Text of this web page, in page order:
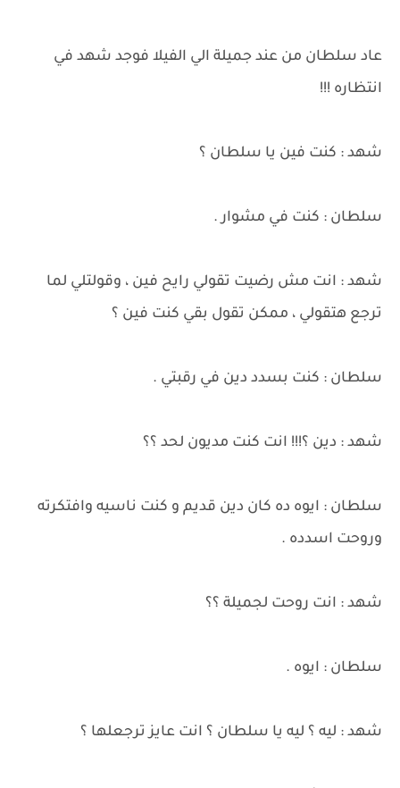
عاد سلطان من عند جميلة الي الفيلا فوجد شهد في
انتظاره !!!
شهد : كنت فين يا سلطان ؟
سلطان : كنت في مشوار .
شهد : انت مش رضيت تقولي رايح فين ، وقولتلي لما
ترجع هتقولي ، ممكن تقول بقي كنت فين ؟
سلطان : كنت بسدد دين في رقبتي .
شهد : دين ؟!!! انت كنت مديون لحد ؟؟
سلطان : ايوه ده كان دين قديم و كنت ناسيه وافتكرته
وروحت اسدده .
شهد : انت روحت لجميلة ؟؟
سلطان : ايوه .
شهد : ليه ؟ ليه يا سلطان ؟ انت عايز ترجعلها ؟